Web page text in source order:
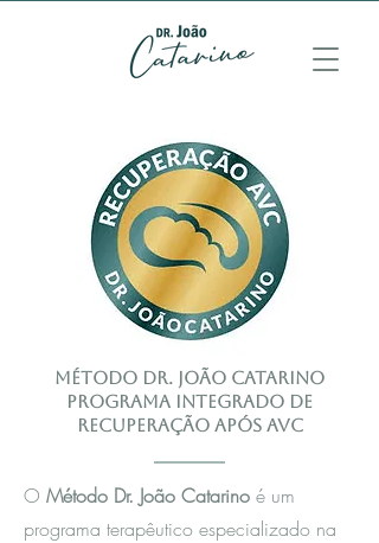
Método Dr. João Catarino
Programa integrado de
recuperação após AVC
O Método Dr. João Catarino é um
programa terapêutico especializado na